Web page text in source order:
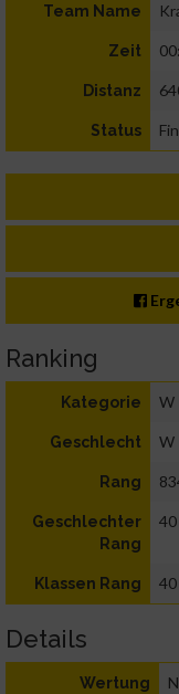
Team Name
Zeit
Distanz
Status
Ranking
Kategorie W
Geschlecht W
Rang
Geschlechter
Rang
40
Klassen Rang 40
Details
Wertung